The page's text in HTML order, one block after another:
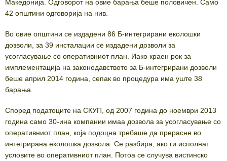
Македонија. Одговорот на овие барања беше половичен. Само
42 општини одговорија на нив.
Во овие општини се издадени 86 Б-интегрирани еколошки
дозволи, за 39 инсталации се издадени дозволи за
усогласување со оперативниот план. Иако краен рок за
имплементација на законодавството за Б-интегрирани дозволи
беше април 2014 година, сепак во процедура има уште 38
барања.
Според податоците на СКУП, од 2007 година до ноември 2013
година само 30-ина компании имаа дозвола за усогласување со
оперативниот план, која подоцна требаше да прерасне во
интегрирана еколошка дозвола. Се разбира, ако ги исполнат
условите во оперативниот план. Потоа се случува вистинско